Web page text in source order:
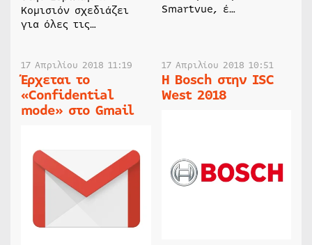
Κομισιόν σχεδιάζει
για όλες τις…
Smartvue, έ…
17 Απριλίου 2018 11:19
Έρχεται το
«Confidential
mode» στο Gmail
17 Απριλίου 2018 10:51
Η Bosch στην ISC
West 2018